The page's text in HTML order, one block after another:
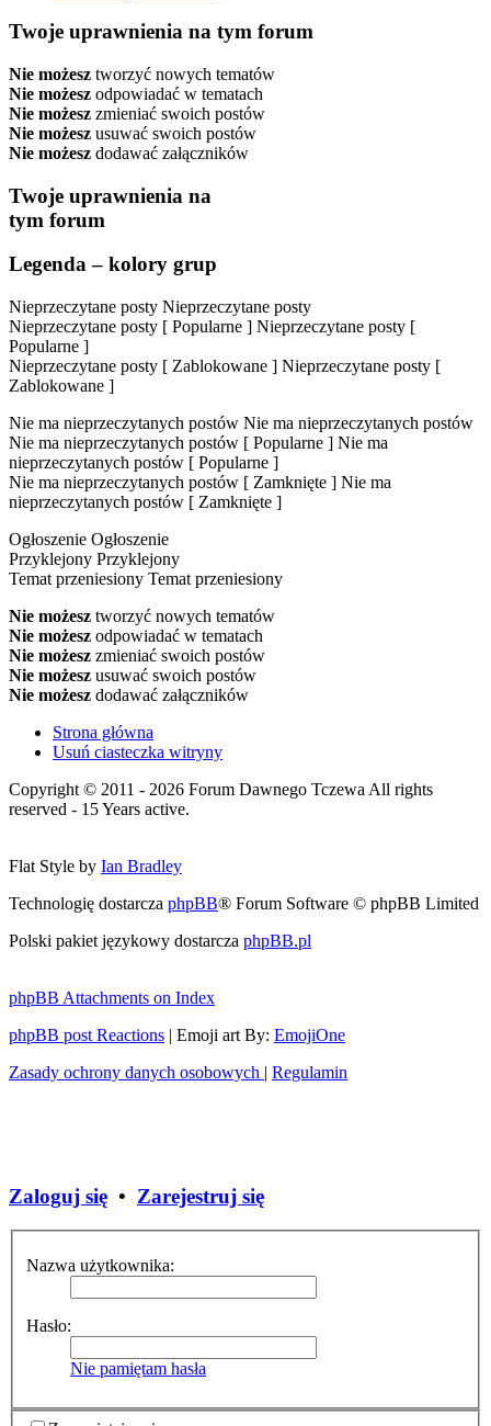
Twoje uprawnienia na tym forum
Nie możesz tworzyć nowych tematów
Nie możesz odpowiadać w tematach
Nie możesz zmieniać swoich postów
Nie możesz usuwać swoich postów
Nie możesz dodawać załączników
Twoje uprawnienia na
tym forum
Legenda – kolory grup
Nieprzeczytane posty Nieprzeczytane posty
Nieprzeczytane posty [ Popularne ] Nieprzeczytane posty [
Popularne ]
Nieprzeczytane posty [ Zablokowane ] Nieprzeczytane posty [
Zablokowane ]
Nie ma nieprzeczytanych postów Nie ma nieprzeczytanych postów
Nie ma nieprzeczytanych postów [ Popularne ] Nie ma
nieprzeczytanych postów [ Popularne ]
Nie ma nieprzeczytanych postów [ Zamknięte ] Nie ma
nieprzeczytanych postów [ Zamknięte ]
Ogłoszenie Ogłoszenie
Przyklejony Przyklejony
Temat przeniesiony Temat przeniesiony
Nie możesz tworzyć nowych tematów
Nie możesz odpowiadać w tematach
Nie możesz zmieniać swoich postów
Nie możesz usuwać swoich postów
Nie możesz dodawać załączników
Strona główna
Usuń ciasteczka witryny
Copyright © 2011 - 2026 Forum Dawnego Tczewa All rights
reserved - 15 Years active.
Flat Style by Ian Bradley
Technologię dostarcza phpBB® Forum Software © phpBB Limited
Polski pakiet językowy dostarcza phpBB.pl
phpBB Attachments on Index
phpBB post Reactions | Emoji art By: EmojiOne
Zasady ochrony danych osobowych | Regulamin
Zaloguj się • Zarejestruj się
Nazwa użytkownika:
Hasło:
Nie pamiętam hasła